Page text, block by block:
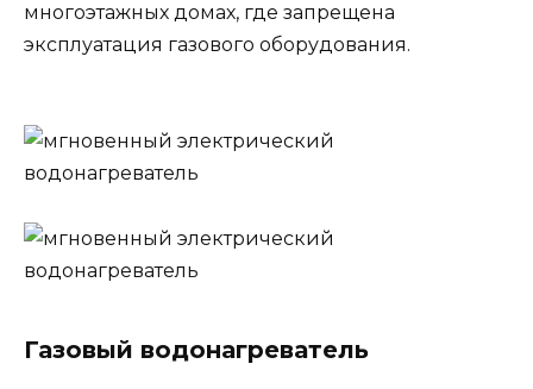
многоэтажных домах, где запрещена
эксплуатация газового оборудования.
Газовый водонагреватель